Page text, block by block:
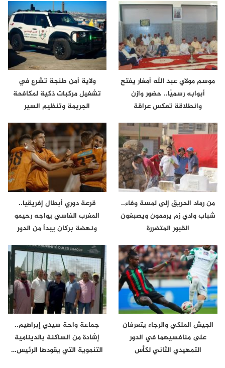
موسم مولاي عبد الله أمغار يفتح
أبوابه رسميًا.. حضور وازن
وانطلاقة تعكس عراقة
ولاية أمن طنجة تشرع في
تشغيل مركبات ذكية لمكافحة
الجريمة وتنظيم السير
من رماد الحريق إلى لمسة وفاء..
شباب وادي زم يرممون ويصبغون
القبور المتضررة
قرعة دوري أبطال إفريقيا..
المغرب الفاسي يواجه رحيمو
ونهضة بركان يبدأ من الدور
الجيش الملكي والرجاء يتعرفان
على منافسيهما في الدور
التمهيدي الثاني لكأس
جماعة واحة سيدي إبراهيم..
إشادة من الساكنة بالدينامية
التنموية التي يقودها الرئيس…